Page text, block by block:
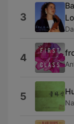
3
4
5